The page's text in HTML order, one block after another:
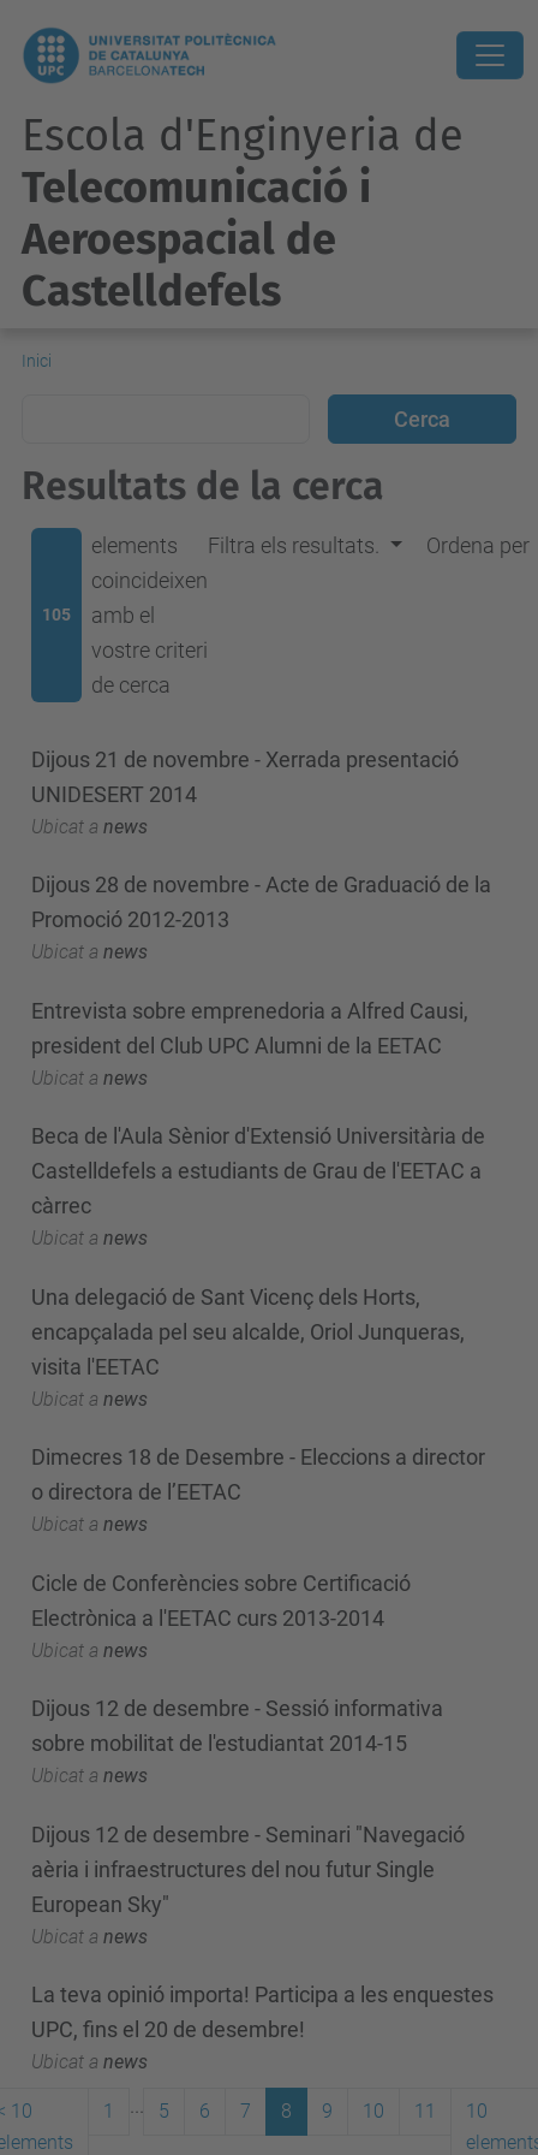
Escola d'Enginyeria de
Telecomunicació i
Aeroespacial de
Castelldefels
Inici
Resultats de la cerca
105
elements
coincideixen
amb el
vostre criteri
de cerca
Filtra els resultats. Ordena per
Dijous 21 de novembre - Xerrada presentació
UNIDESERT 2014
Ubicat a news
Dijous 28 de novembre - Acte de Graduació de la
Promoció 2012-2013
Ubicat a news
Entrevista sobre emprenedoria a Alfred Causi,
president del Club UPC Alumni de la EETAC
Ubicat a news
Beca de l'Aula Sènior d'Extensió Universitària de
Castelldefels a estudiants de Grau de l'EETAC a
càrrec
Ubicat a news
Una delegació de Sant Vicenç dels Horts,
encapçalada pel seu alcalde, Oriol Junqueras,
visita l'EETAC
Ubicat a news
Dimecres 18 de Desembre - Eleccions a director
o directora de l’EETAC
Ubicat a news
Cicle de Conferències sobre Certificació
Electrònica a l'EETAC curs 2013-2014
Ubicat a news
Dijous 12 de desembre - Sessió informativa
sobre mobilitat de l'estudiantat 2014-15
Ubicat a news
Dijous 12 de desembre - Seminari "Navegació
aèria i infraestructures del nou futur Single
European Sky"
Ubicat a news
La teva opinió importa! Participa a les enquestes
UPC, fins el 20 de desembre!
Ubicat a news
10
1 5 6 7 8 9 10 11
10